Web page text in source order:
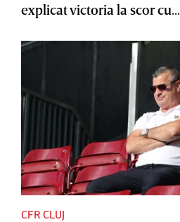
explicat victoria la scor cu...
CFR CLUJ